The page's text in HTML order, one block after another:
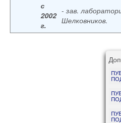
с
2002
г.
- зав.
Шелковников.